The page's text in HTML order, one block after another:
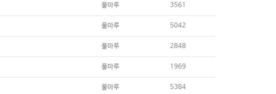
풀마루 3561
풀마루 5042
풀마루 2848
풀마루 1969
풀마루 5384